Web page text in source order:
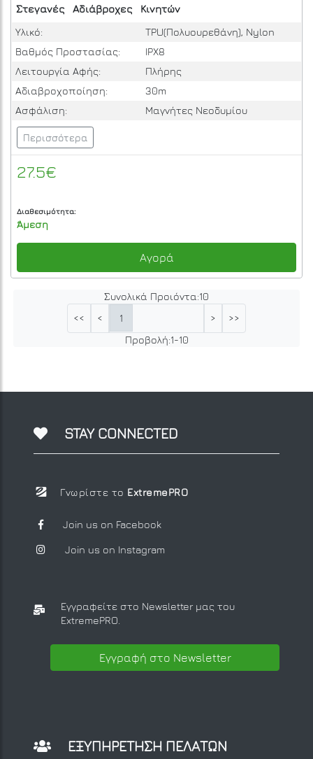
Στεγανές
Αδιάβροχες
Κινητών
Υλικό:
TPU(Πολυουρεθάνη), Nylon
Βαθμός Προστασίας:
IPΧ8
Λειτουργία Αφής:
Πλήρης
Αδιαβροχοποίηση:
30m
Ασφάλιση:
Μαγνήτες Νεοδυμίου
Περισσότερα
27.5€
Διαθεσιμότητα:
Άμεση
Αγορά
Συνολικά Προιόντα:10
<<
< 1 >
>>
Προβολή:1-10
STAY CONNECTED
Γνωρίστε το ExtremePRO
Join us on Facebook
Join us on Instagram
Εγγραφείτε στο Newsletter μας του
ExtremePRO.
Εγγραφή στο Newsletter
ΕΞΥΠΗΡΕΤΗΣΗ ΠΕΛΑΤΩΝ